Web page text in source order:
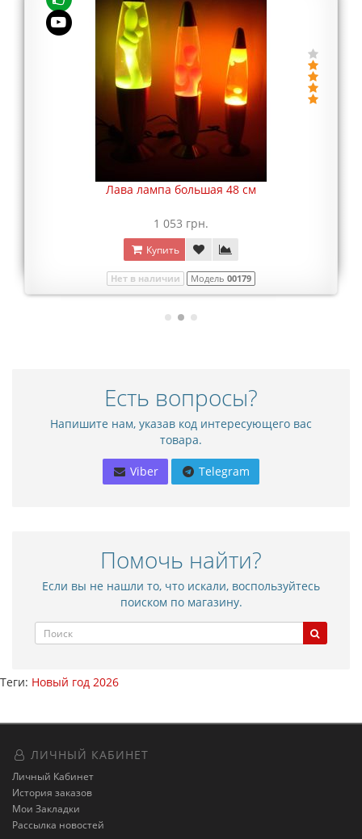
Лава лампа большая 48 см
1 053 грн.
Купить
Нет в наличии Модель 00179
Есть вопросы?
Напишите нам, указав код интересующего вас
товара.
Viber Telegram
Помочь найти?
Если вы не нашли то, что искали, воспользуйтесь
поиском по магазину.
Теги: Новый год 2026
ЛИЧНЫЙ КАБИНЕТ
Личный Кабинет
История заказов
Мои Закладки
Рассылка новостей